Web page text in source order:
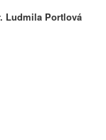
Ludmila Portlová